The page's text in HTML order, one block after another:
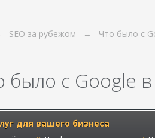
SEO за рубежом Что было с
было с Google
для вашего бизнеса